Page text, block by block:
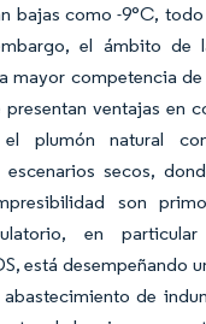
bajas como -9°C,
el ámbito de
mayor competencia
presentan ventajas en
plumón natural
escenarios secos,
son
en
está desempeñando
de